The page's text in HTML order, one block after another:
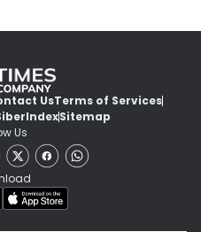
UsTerms of Services
IndexSitemap
Us